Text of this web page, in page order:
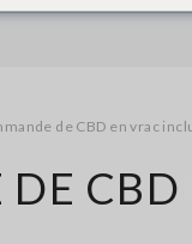
de CBD en vrac
CBD